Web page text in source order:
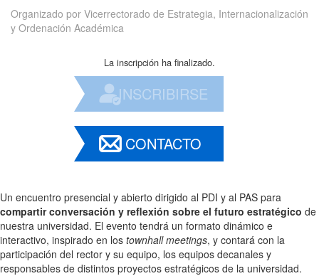
Organizado por Vicerrectorado de Estrategia, Internacionalización
y Ordenación Académica
La inscripción ha finalizado.
INSCRIBIRSE
CONTACTO
Un encuentro presencial y abierto dirigido al PDI y al PAS para
compartir conversación y reflexión sobre el futuro estratégico de
nuestra universidad. El evento tendrá un formato dinámico e
interactivo, inspirado en los townhall meetings, y contará con la
participación del rector y su equipo, los equipos decanales y
responsables de distintos proyectos estratégicos de la universidad.